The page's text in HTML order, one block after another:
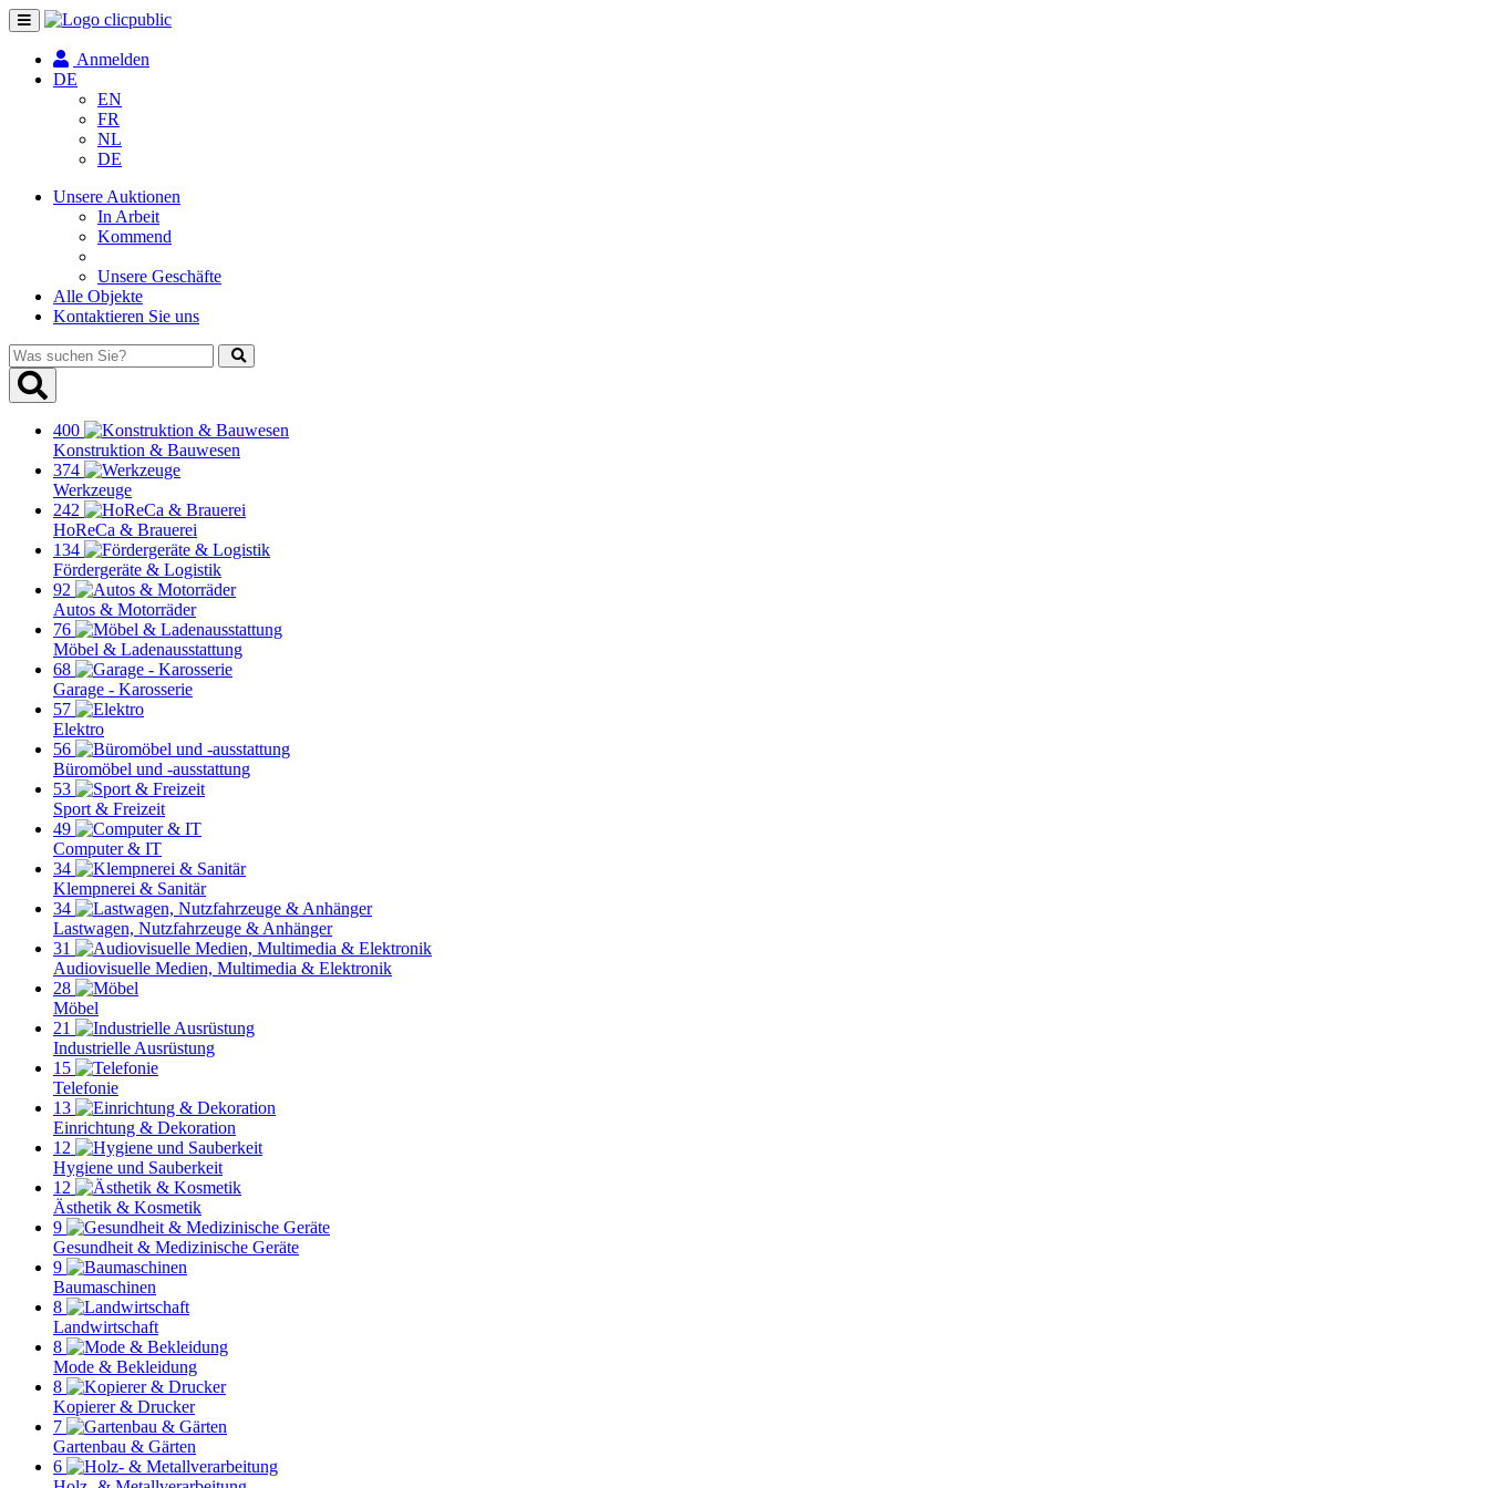
Navigation
umschalten
Anmelden
DE
EN
FR
NL
DE
Unsere Auktionen
In Arbeit
Kommend
Unsere Geschäfte
Alle Objekte
Kontaktieren Sie uns
Was
suchen
Sie?
400
Konstruktion & Bauwesen
374
Werkzeuge
242
HoReCa & Brauerei
134
Fördergeräte & Logistik
92
Autos & Motorräder
76
Möbel & Ladenausstattung
68
Garage - Karosserie
57
Elektro
56
Büromöbel und -ausstattung
53
Sport & Freizeit
49
Computer & IT
34
Klempnerei & Sanitär
34
Lastwagen, Nutzfahrzeuge & Anhänger
31
Audiovisuelle Medien, Multimedia & Elektronik
28
Möbel
21
Industrielle Ausrüstung
15
Telefonie
13
Einrichtung & Dekoration
12
Hygiene und Sauberkeit
12
Ästhetik & Kosmetik
9
Gesundheit & Medizinische Geräte
9
Baumaschinen
8
Landwirtschaft
8
Mode & Bekleidung
8
Kopierer & Drucker
7
Gartenbau & Gärten
6